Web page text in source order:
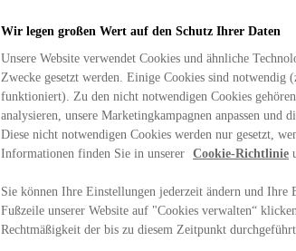
Wir legen großen Wert auf den Schutz Ihrer Daten
Unsere Website verwendet Cookies und ähnliche
Zwecke gesetzt werden. Einige Cookies sind notwendig
funktioniert). Zu den nicht notwendigen Cookies
analysieren, unsere Marketingkampagnen anpassen und
Diese nicht notwendigen Cookies werden nur gesetzt,
Informationen finden Sie in unserer Cookie-Richtlinie
Sie können Ihre Einstellungen jederzeit ändern und
Fußzeile unserer Website auf "Cookies verwalten“
Rechtmäßigkeit der bis zu diesem Zeitpunkt